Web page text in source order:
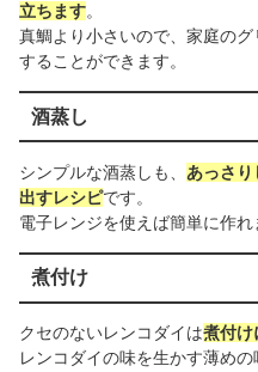
立ちます。
真鯛より小さいので、家庭の
することができます。
酒蒸し
シンプルな酒蒸しも、 あっさり
出すレシピです。
電子レンジを使えば簡単に作れ
煮付け
クセのないレンコダイは煮付け
レンコダイの味を生かす薄め